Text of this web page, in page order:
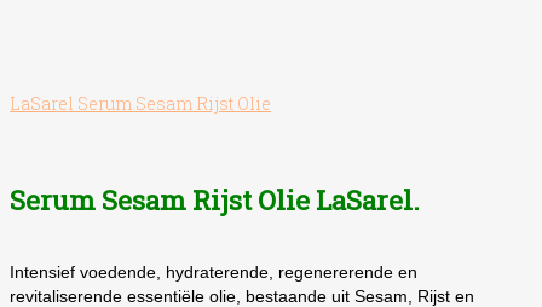
LaSarel Serum Sesam Rijst Olie
Serum Sesam Rijst Olie LaSarel.
Intensief voedende, hydraterende, regenererende en
revitaliserende essentiële olie, bestaande uit Sesam, Rijst en